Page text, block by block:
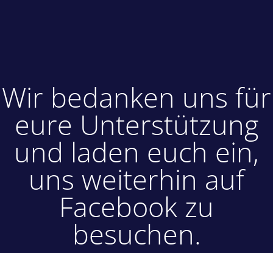
Wir bedanken uns für
eure Unterstützung
und laden euch ein,
uns weiterhin auf
Facebook zu
besuchen.